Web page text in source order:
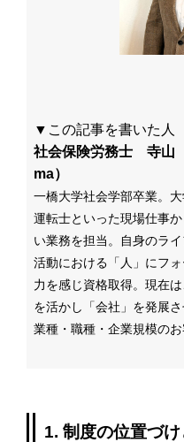
▼この記事を書いた人
社会保険労務士 寺山
ma）
一橋大学社会学部卒業。
運転士といった現場仕事
い業務を担当。自身のラ
活動における「人」にフ
力を感じ資格取得。 現在
を活かし「会社」を発展
業種・職種・企業規模のお
1. 制度の位置づ